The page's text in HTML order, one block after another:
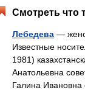
Смотреть что
Лебедева —
Известные
1981)
Анатольевна
Галина